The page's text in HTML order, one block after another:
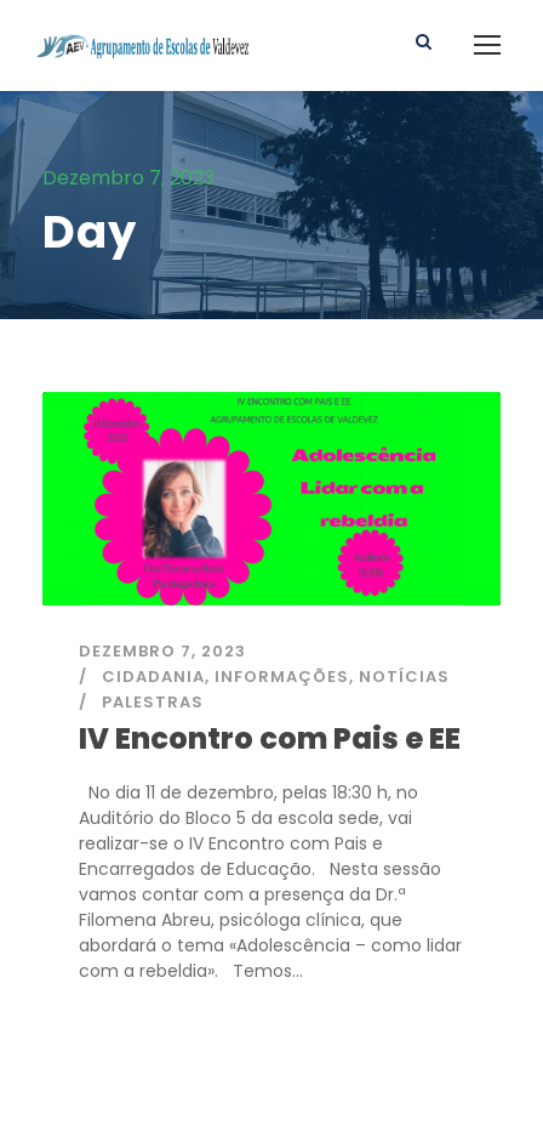
Dezembro 7, 2023
Day
DEZEMBRO 7, 2023
CIDADANIA, INFORMAÇÕES, NOTÍCIAS
PALESTRAS
IV Encontro com Pais e EE
No dia 11 de dezembro, pelas 18:30 h, no
Auditório do Bloco 5 da escola sede, vai
realizar-se o IV Encontro com Pais e
Encarregados de Educação. Nesta sessão
vamos contar com a presença da Dr.ª
Filomena Abreu, psicóloga clínica, que
abordará o tema «Adolescência – como lidar
com a rebeldia». Temos...